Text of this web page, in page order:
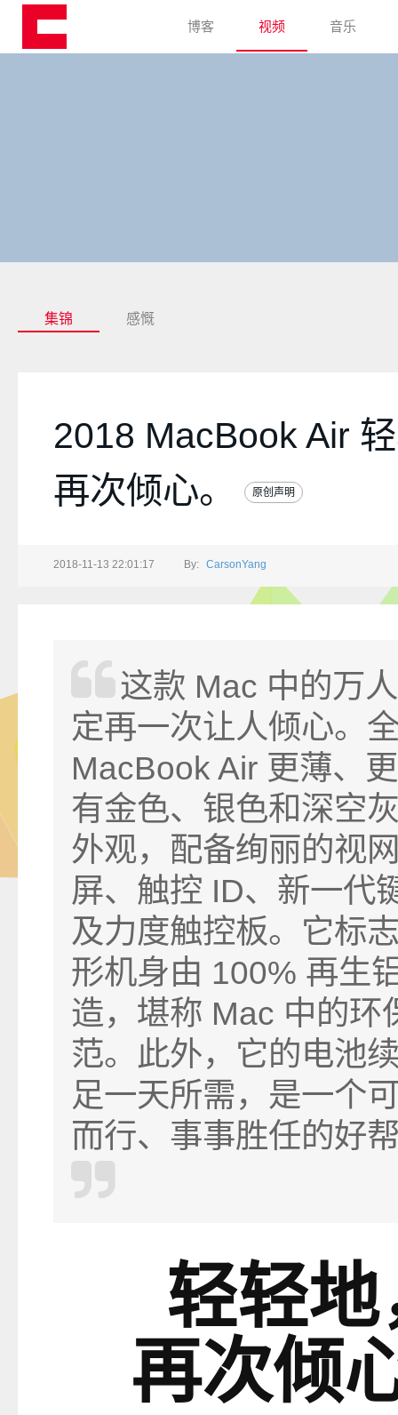
博客 视频 音乐
集锦 感慨
2018 MacBook Air
再次倾心。
原创声明
2018-11-13 22:01:17 By: CarsonYang
这款 Mac 中的万
定再一次让人倾心。
MacBook Air 更薄、
有金色、银色和深空
外观，配备绚丽的视
屏、触控 ID、新一代
及力度触控板。它标
形机身由 100% 再生
造，堪称 Mac 中的环
范。此外，它的电池
足一天所需，是一个
而行、事事胜任的好
轻轻地
再次倾